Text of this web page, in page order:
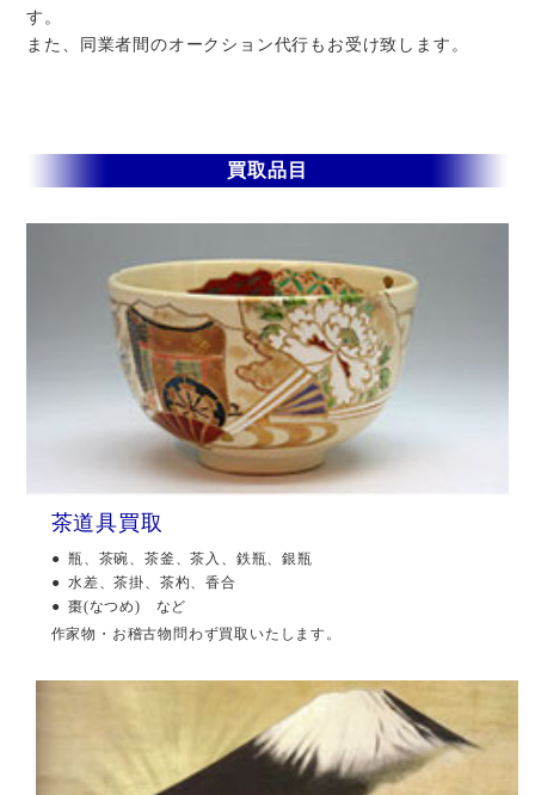
す。
また、同業者間のオークション代行もお受け致します。
買取品目
茶道具買取
瓶、茶碗、茶釜、茶入、鉄瓶、銀瓶
水差、茶掛、茶杓、香合
棗(なつめ) など
作家物・お稽古物問わず買取いたします。